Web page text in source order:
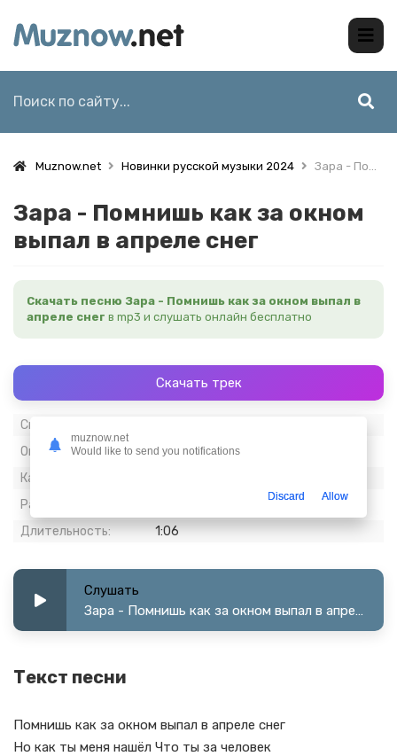
Muznow.net Новинки русской музыки 2024 Зара - Помнишь как за окном выпал в апреле снег
Зара - Помнишь как за окном
выпал в апреле снег
Скачать песню Зара - Помнишь как за окном выпал в
апреле снег в mp3 и слушать онлайн бесплатно
Скачать трек
Скачиваний:
Опубликовано:
03 апрель 2024
Качество:
Размер:
Длительность:
1:06
Слушать
Зара - Помнишь как за окном выпал в апреле снег
Текст песни
Помнишь как за окном выпал в апреле снег
Но как ты меня нашёл Что ты за человек
muznow.net
Would like to send you notifications
Discard Allow